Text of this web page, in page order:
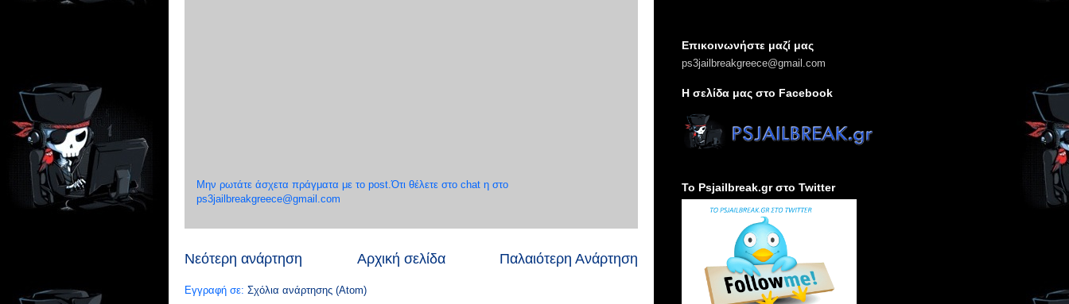
Μην ρωτάτε άσχετα πράγματα με το post.Ότι θέλετε στο chat η στο
ps3jailbreakgreece@gmail.com
Νεότερη ανάρτηση Παλαιότερη Ανάρτηση
Αρχική σελίδα
Εγγραφή σε: Σχόλια ανάρτησης (Atom)
Επικοινωνήστε μαζί μας
ps3jailbreakgreece@gmail.com
H σελίδα μας στο Facebook
Το Psjailbreak.gr στο Twitter